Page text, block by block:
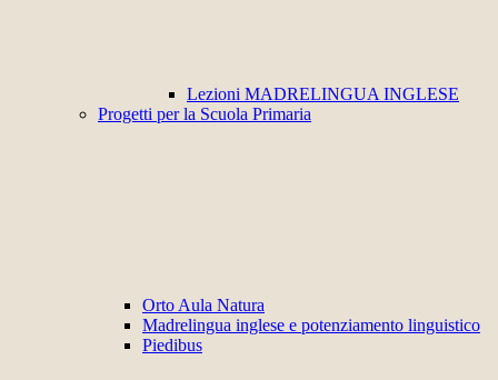
Lezioni MADRELINGUA INGLESE
Progetti per la Scuola Primaria
Orto Aula Natura
Madrelingua inglese e potenziamento linguistico
Piedibus